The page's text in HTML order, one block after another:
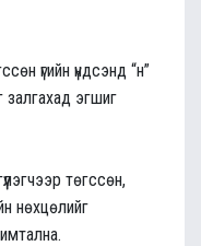
үгийн үндсэнд “н”
залгахад эгшиг
төгссөн,
нөхцөлийг